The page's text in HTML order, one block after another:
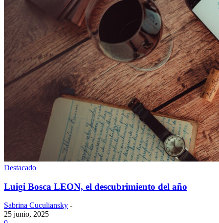
Destacado
Luigi Bosca LEON, el descubrimiento del año
Sabrina Cuculiansky -
25 junio, 2025